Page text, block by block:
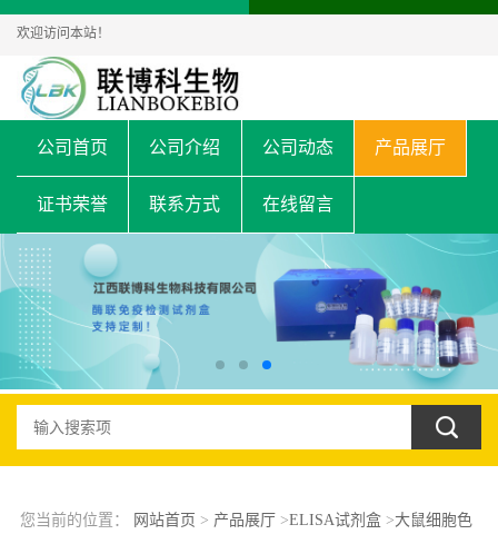
欢迎访问本站！
公司首页 公司介绍 公司动态 产品展厅
证书荣誉 联系方式 在线留言
您当前的位置： 网站首页 > 产品展厅 >ELISA试剂盒>大鼠细胞色